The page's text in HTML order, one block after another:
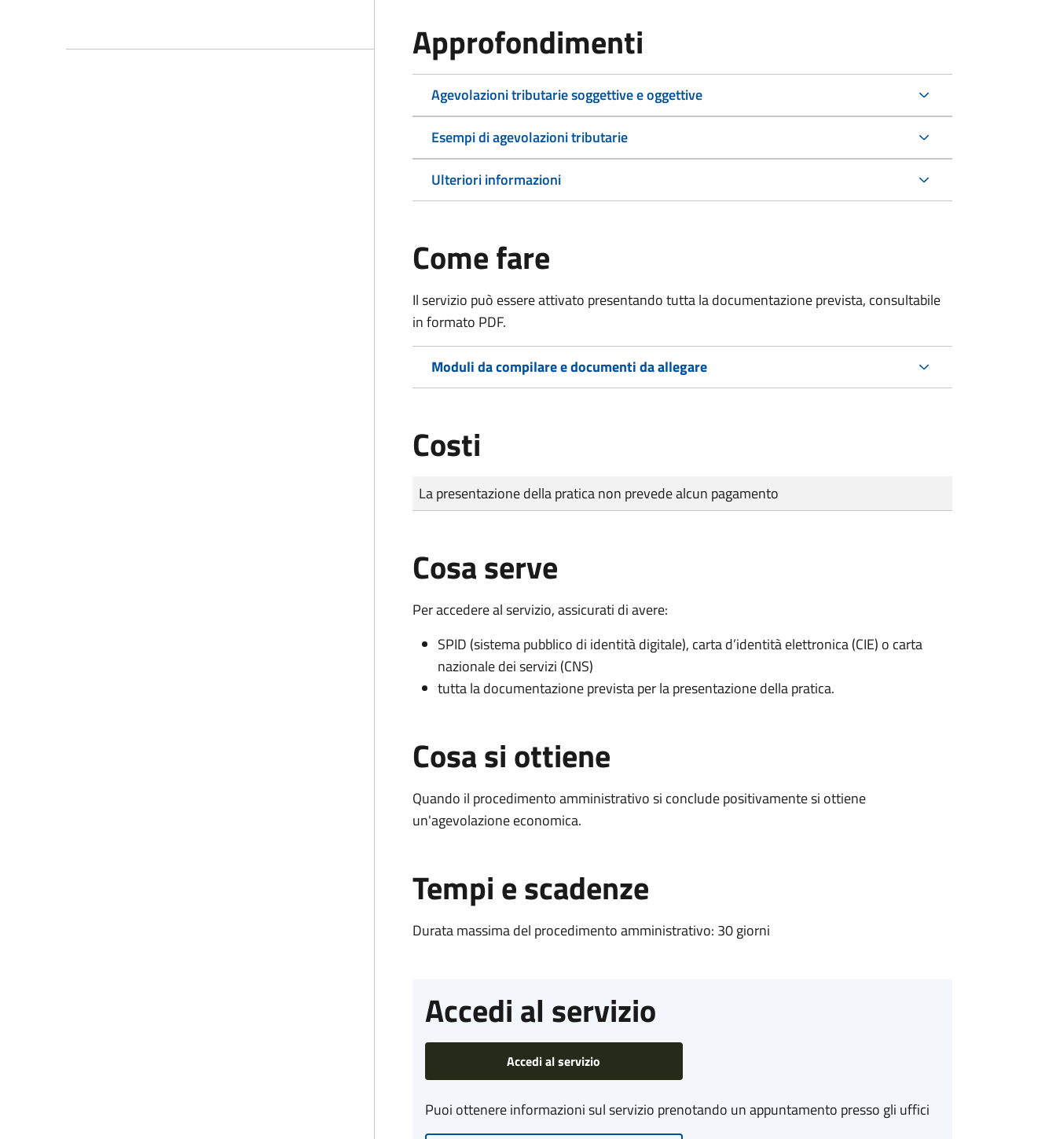
Approfondimenti
Agevolazioni tributarie soggettive e oggettive
Esempi di agevolazioni tributarie
Ulteriori informazioni
Come fare
Il servizio può essere attivato presentando tutta la documentazione prevista, consultabile
in formato PDF.
Moduli da compilare e documenti da allegare
Costi
Tipo di pagamento
Importo
La presentazione della pratica non prevede alcun pagamento
Cosa serve
Per accedere al servizio, assicurati di avere:
SPID (sistema pubblico di identità digitale), carta d’identità elettronica (CIE) o carta
nazionale dei servizi (CNS)
tutta la documentazione prevista per la presentazione della pratica.
Cosa si ottiene
Quando il procedimento amministrativo si conclude positivamente si ottiene
un'agevolazione economica.
Tempi e scadenze
Durata massima del procedimento amministrativo: 30 giorni
Accedi al servizio
Accedi al servizio
Puoi ottenere informazioni sul servizio prenotando un appuntamento presso gli uffici